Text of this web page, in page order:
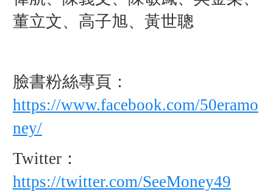
董立文、高子旭、黃世聰
臉書粉絲專頁：
https://www.facebook.com/50eramo
ney/
Twitter：
https://twitter.com/SeeMoney49